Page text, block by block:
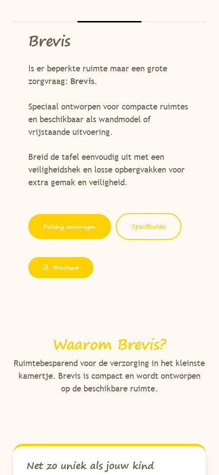
Brevis
Is er beperkte ruimte maar een grote
zorgvraag: Brevis.
Speciaal ontworpen voor compacte ruimtes
en beschikbaar als wandmodel of
vrijstaande uitvoering.
Breid de tafel eenvoudig uit met een
veiligheidshek en losse opbergvakken voor
extra gemak en veiligheid.
Passing aanvragen Specificaties
Brochure
Waarom Brevis?
Ruimtebesparend voor de verzorging in het kleinste
kamertje. Brevis is compact en wordt ontworpen
op de beschikbare ruimte.
Net zo uniek als jouw kind